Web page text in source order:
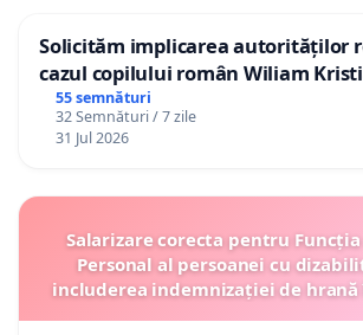
Solicităm implicarea autorităților
cazul copilului român Wiliam
Gheorghe, aflat în plasament în
12 ani
55 semnături
32 Semnături / 7 zile
31 Jul 2026
Salarizare corecta pentru
Personal al persoanei cu
includerea indemnizației de